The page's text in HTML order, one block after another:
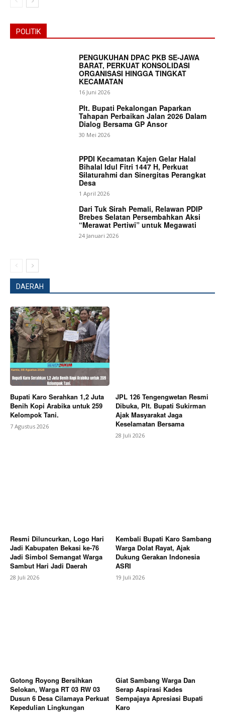
SUBSCRIBE NOW
Company
Subscription Plans
Bagikan Artikel
Saepul Bahri Binzein Resmikan Gedung Wastu
Jatnika Tahanan Polres
POLITIK
PENGUKUHAN DPAC PKB SE-JAWA
BARAT, PERKUAT KONSOLIDASI
ORGANISASI HINGGA TINGKAT
KECAMATAN
16 Juni 2026
Plt. Bupati Pekalongan Paparkan
Tahapan Perbaikan Jalan 2026 Dalam
Dialog Bersama GP Ansor
30 Mei 2026
PPDI Kecamatan Kajen Gelar Halal
Bihalal Idul Fitri 1447 H, Perkuat
Silaturahmi dan Sinergitas Perangkat
Desa
1 April 2026
Dari Tuk Sirah Pemali, Relawan PDIP
Brebes Selatan Persembahkan Aksi
“Merawat Pertiwi” untuk Megawati
24 Januari 2026
DAERAH
Bupati Karo Serahkan 1,2 Juta
Benih Kopi Arabika untuk 259
Kelompok Tani.
7 Agustus 2026
JPL 126 Tengengwetan Resmi
Dibuka, Plt. Bupati Sukirman
Ajak Masyarakat Jaga
Keselamatan Bersama
28 Juli 2026
Resmi Diluncurkan, Logo Hari
Jadi Kabupaten Bekasi ke-76
Jadi Simbol Semangat Warga
Sambut Hari Jadi Daerah
28 Juli 2026
Kembali Bupati Karo Sambang
Warga Dolat Rayat, Ajak
Dukung Gerakan Indonesia
ASRI
19 Juli 2026
Gotong Royong Bersihkan
Selokan, Warga RT 03 RW 03
Dusun 6 Desa Cilamaya Perkuat
Kepedulian Lingkungan
Giat Sambang Warga Dan
Serap Aspirasi Kades
Sempajaya Apresiasi Bupati
Karo